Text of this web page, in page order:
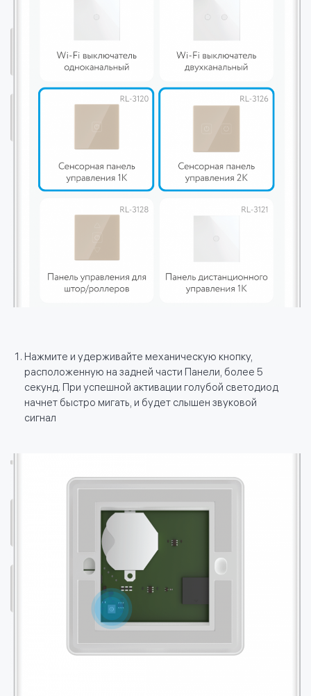
Нажмите и удерживайте механическую кнопку,
расположенную на задней части Панели, более 5
секунд. При успешной активации голубой светодиод
начнет быстро мигать, и будет слышен звуковой
сигнал